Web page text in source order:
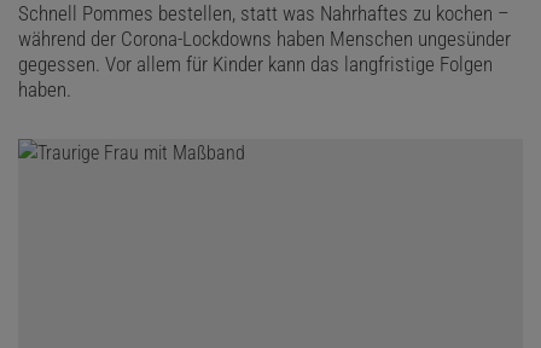
Schnell Pommes bestellen, statt was Nahrhaftes zu kochen –
während der Corona-Lockdowns haben Menschen ungesünder
gegessen. Vor allem für Kinder kann das langfristige Folgen
haben.